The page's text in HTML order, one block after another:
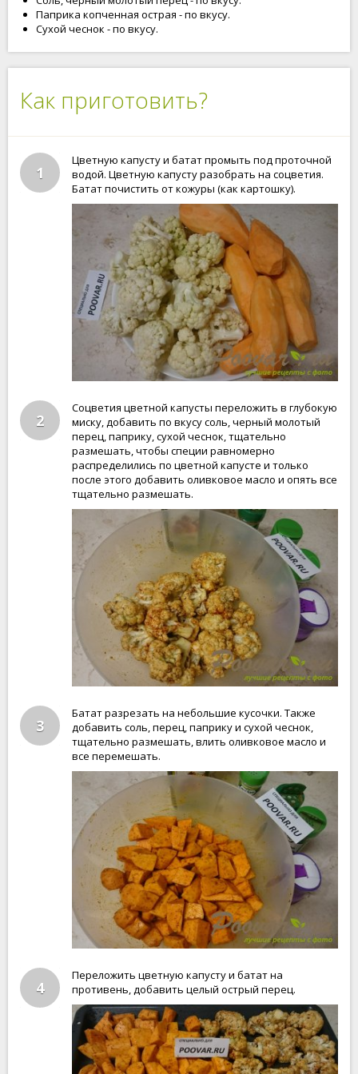
Паприка копченная острая - по вкусу.
Сухой чеснок - по вкусу.
Как приготовить?
1
Цветную капусту и батат промыть под проточной
водой. Цветную капусту разобрать на соцветия.
Батат почистить от кожуры (как картошку).
2
Соцветия цветной капусты переложить в глубокую
миску, добавить по вкусу соль, черный молотый
перец, паприку, сухой чеснок, тщательно
размешать, чтобы специи равномерно
распределились по цветной капусте и только
после этого добавить оливковое масло и опять все
тщательно размешать.
3
Батат разрезать на небольшие кусочки. Также
добавить соль, перец, паприку и сухой чеснок,
тщательно размешать, влить оливковое масло и
все перемешать.
4
Переложить цветную капусту и батат на
противень, добавить целый острый перец.